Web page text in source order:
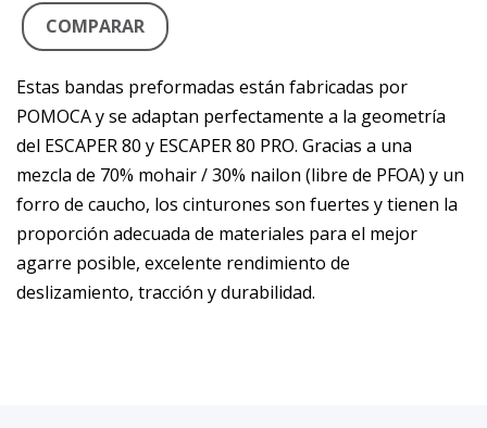
COMPARAR
Estas bandas preformadas están fabricadas por
POMOCA y se adaptan perfectamente a la geometría
del ESCAPER 80 y ESCAPER 80 PRO. Gracias a una
mezcla de 70% mohair / 30% nailon (libre de PFOA) y un
forro de caucho, los cinturones son fuertes y tienen la
proporción adecuada de materiales para el mejor
agarre posible, excelente rendimiento de
deslizamiento, tracción y durabilidad.